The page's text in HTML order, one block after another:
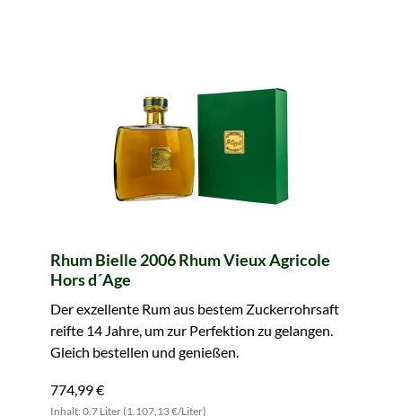
Rhum Bielle 2006 Rhum Vieux Agricole
Hors d´Age
Der exzellente Rum aus bestem Zuckerrohrsaft
reifte 14 Jahre, um zur Perfektion zu gelangen.
Gleich bestellen und genießen.
774,99 €
Inhalt: 0.7 Liter (1.107,13 €/Liter)